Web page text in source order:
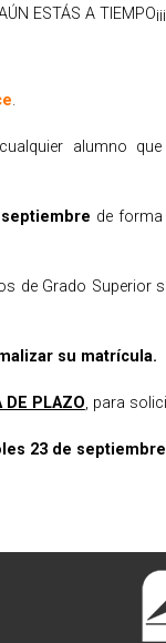
ESTÁS A TIEMPO¡¡¡
.
alumno
de forma
de Grado Superior
su matrícula.
DE PLAZO, para
23 de